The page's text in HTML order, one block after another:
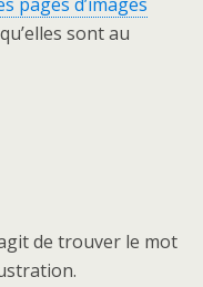
sont au
de trouver le mot